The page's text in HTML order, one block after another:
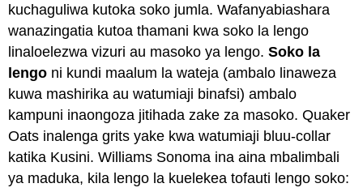
kuchaguliwa kutoka soko jumla. Wafanyabiashara
wanazingatia kutoa thamani kwa soko la lengo
linaloelezwa vizuri au masoko ya lengo.Soko la
lengo ni kundi maalum la wateja (ambalo linaweza
kuwa mashirika au watumiaji binafsi) ambalo
kampuni inaongoza jitihada zake za masoko. Quaker
Oats inalenga grits yake kwa watumiaji bluu-collar
katika Kusini. Williams Sonoma ina aina mbalimbali
ya maduka, kila lengo la kuelekea tofauti lengo soko: